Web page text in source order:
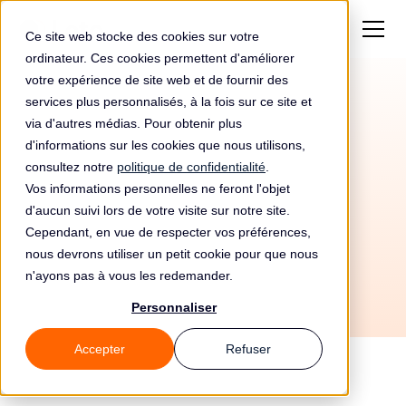
Ce site web stocke des cookies sur votre
ordinateur. Ces cookies permettent d'améliorer
votre expérience de site web et de fournir des
services plus personnalisés, à la fois sur ce site et
via d'autres médias. Pour obtenir plus
d'informations sur les cookies que nous utilisons,
consultez notre politique de confidentialité
Vos informations personnelles ne feront l'objet
d'aucun suivi lors de votre visite sur notre site.
Cependant, en vue de respecter vos préférences,
nous devrons utiliser un petit cookie pour que nous
n'ayons pas à vous les redemander.
Personnaliser
Accepter Refuser
Amende de10 000€
pour Communauté De
Francavilla Fontana